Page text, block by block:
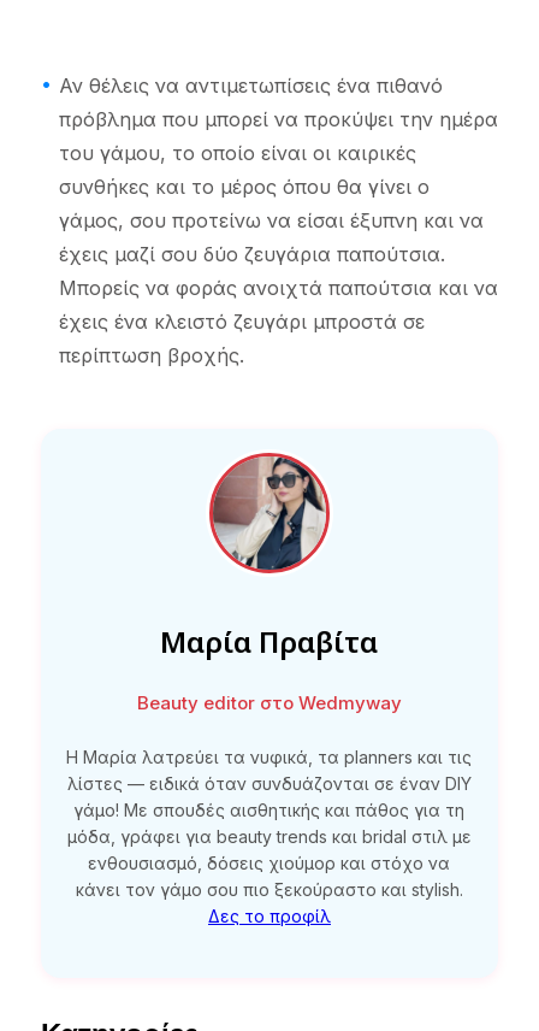
Αν θέλεις να αντιμετωπίσεις ένα πιθανό
πρόβλημα που μπορεί να προκύψει την ημέρα
του γάμου, το οποίο είναι οι καιρικές
συνθήκες και το μέρος όπου θα γίνει ο
γάμος, σου προτείνω να είσαι έξυπνη και να
έχεις μαζί σου δύο ζευγάρια παπούτσια.
Μπορείς να φοράς ανοιχτά παπούτσια και να
έχεις ένα κλειστό ζευγάρι μπροστά σε
περίπτωση βροχής.
Μαρία Πραβίτα
Beauty editor στο Wedmyway
Η Μαρία λατρεύει τα νυφικά, τα planners και τις
λίστες — ειδικά όταν συνδυάζονται σε έναν DIY
γάμο! Με σπουδές αισθητικής και πάθος για τη
μόδα, γράφει για beauty trends και bridal στιλ με
ενθουσιασμό, δόσεις χιούμορ και στόχο να
κάνει τον γάμο σου πιο ξεκούραστο και stylish.
Δες το προφίλ